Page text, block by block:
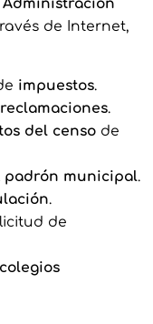
de Internet,
impuestos.
reclamaciones.
del censode
padrón municipal.
.
de
colegios